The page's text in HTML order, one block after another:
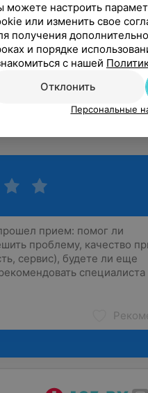
модельные
haircut»
можете настроить
или изменить свое
получения
и порядке
с нашей
Отклонить
Персональные